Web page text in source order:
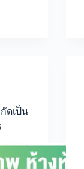
ดเป็น